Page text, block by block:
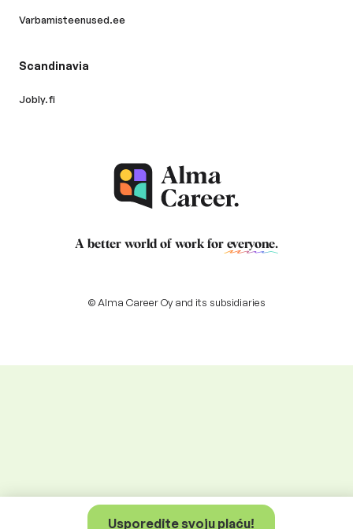
Usporedite svoju plaću!
Varbamisteenused.ee
Scandinavia
Jobly.fi
A better world of work for everyone.
© Alma Career Oy and its subsidiaries